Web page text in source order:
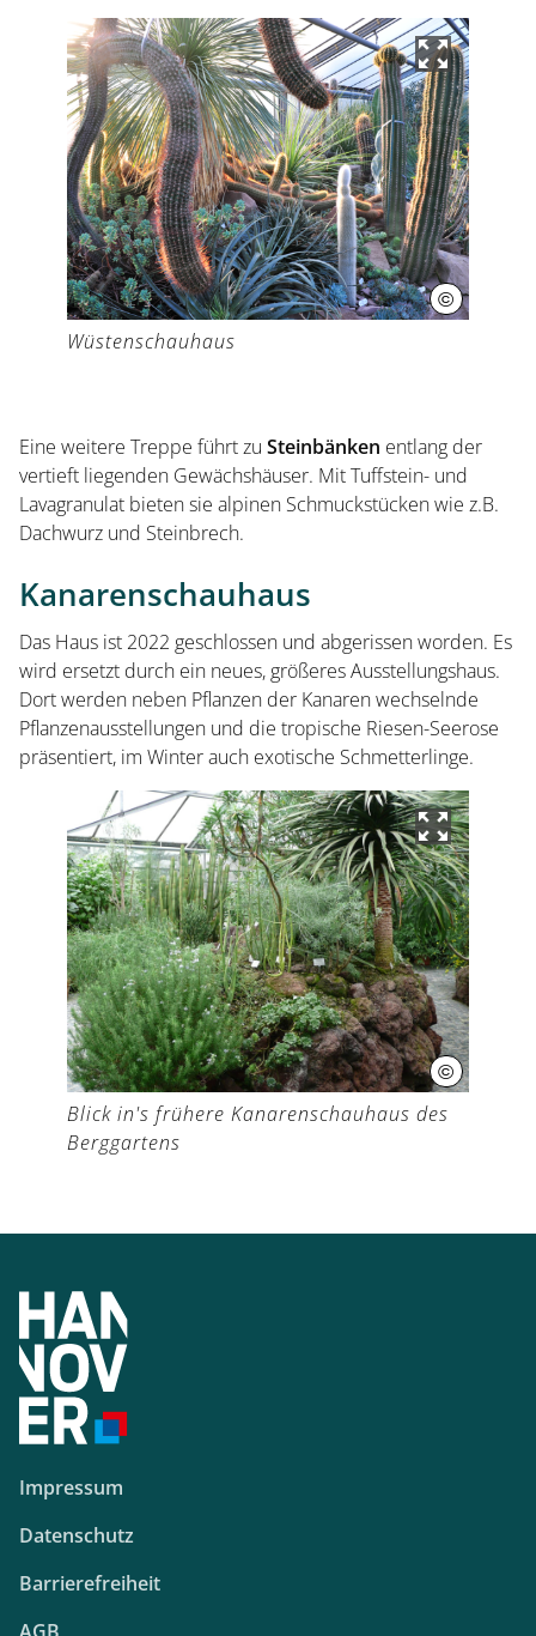
©
Wüstenschauhaus
Eine weitere Treppe führt zu Steinbänken entlang der
vertieft liegenden Gewächshäuser. Mit Tuffstein- und
Lavagranulat bieten sie alpinen Schmuckstücken wie z.B.
Dachwurz und Steinbrech.
Kanarenschauhaus
Das Haus ist 2022 geschlossen und abgerissen worden. Es
wird ersetzt durch ein neues, größeres Ausstellungshaus.
Dort werden neben Pflanzen der Kanaren wechselnde
Pflanzenausstellungen und die tropische Riesen-Seerose
präsentiert, im Winter auch exotische Schmetterlinge.
©
Blick in's frühere Kanarenschauhaus des
Berggartens
Impressum
Datenschutz
Barrierefreiheit